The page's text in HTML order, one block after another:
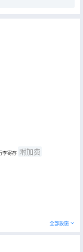
李寄存 附加费
全部設施